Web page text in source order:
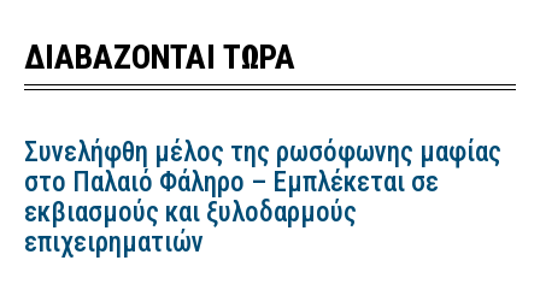
ΔΙΑΒΑΖΟΝΤΑΙ ΤΩΡΑ
Συνελήφθη μέλος της ρωσόφωνης μαφίας
στο Παλαιό Φάληρο – Εμπλέκεται σε
εκβιασμούς και ξυλοδαρμούς
επιχειρηματιών